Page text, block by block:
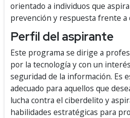
orientado a individuos que
prevención y respuesta frente a
Perfil del aspirante
Este programa se dirige a
por la tecnología y con un
seguridad de la información. Es
adecuado para aquellos que
lucha contra el ciberdelito y
habilidades estratégicas para